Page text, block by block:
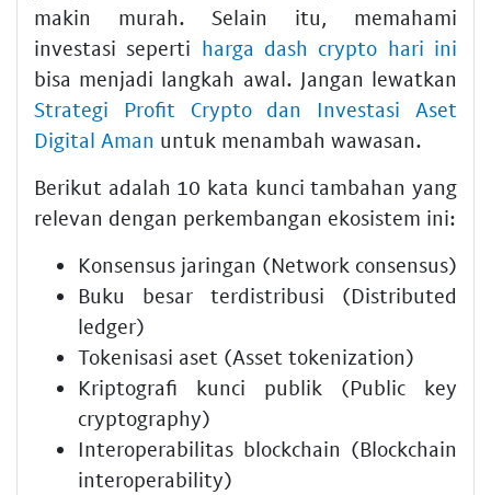
makin murah. Selain itu, memahami
investasi seperti harga dash crypto hari ini
bisa menjadi langkah awal. Jangan lewatkan
Strategi Profit Crypto dan Investasi Aset
Digital Aman untuk menambah wawasan.
Berikut adalah 10 kata kunci tambahan yang
relevan dengan perkembangan ekosistem ini:
Konsensus jaringan (Network consensus)
Buku besar terdistribusi (Distributed
ledger)
Tokenisasi aset (Asset tokenization)
Kriptografi kunci publik (Public key
cryptography)
Interoperabilitas blockchain (Blockchain
interoperability)